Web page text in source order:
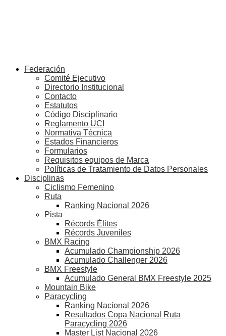
Federación
Comité Ejecutivo
Directorio Institucional
Contacto
Estatutos
Código Disciplinario
Reglamento UCI
Normativa Técnica
Estados Financieros
Formularios
Requisitos equipos de Marca
Políticas de Tratamiento de Datos Personales
Disciplinas
Ciclismo Femenino
Ruta
Ranking Nacional 2026
Pista
Récords Élites
Récords Juveniles
BMX Racing
Acumulado Championship 2026
Acumulado Challenger 2026
BMX Freestyle
Acumulado General BMX Freestyle 2025
Mountain Bike
Paracycling
Ranking Nacional 2026
Resultados Copa Nacional Ruta
Paracycling 2026
Master List Nacional 2026